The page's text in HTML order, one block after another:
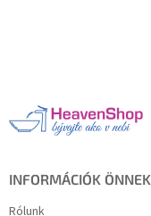
INFORMÁCIÓK ÖNNEK
Rólunk